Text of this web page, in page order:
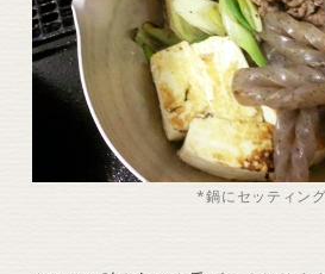
*鍋にセッティン